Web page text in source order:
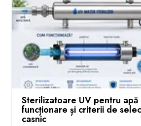
Sterilizatoare UV pentru
funcționare și criterii de
casnic